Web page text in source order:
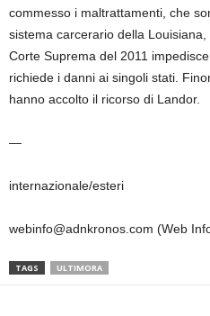
commesso i maltrattamenti, che
sistema carcerario della
Corte Suprema del 2011
richiede i danni ai singoli stati.
hanno accolto il ricorso di Landor.
—
internazionale/esteri
webinfo@adnkronos.com (Web
TAGS ULTIMORA